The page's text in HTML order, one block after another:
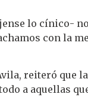
lo cínico-
con la
reiteró que
a aquellas